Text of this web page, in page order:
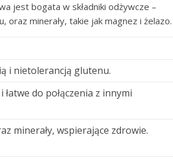
jest bogata w składniki odżywcze –
minerały, takie jak magnez i żelazo.
i nietolerancją glutenu.
do połączenia z innymi
minerały, wspierające zdrowie.